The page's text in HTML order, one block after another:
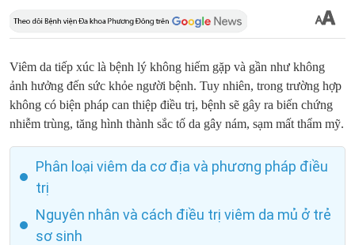
Viêm da tiếp xúc là bệnh lý không hiếm gặp và gần như không
ảnh hưởng đến sức khỏe người bệnh. Tuy nhiên, trong trường hợp
không có biện pháp can thiệp điều trị, bệnh sẽ gây ra biến chứng
nhiễm trùng, tăng hình thành sắc tố da gây nám, sạm mất thẩm mỹ.
Phân loại viêm da cơ địa và phương pháp điều
trị
Nguyên nhân và cách điều trị viêm da mủ ở trẻ
sơ sinh